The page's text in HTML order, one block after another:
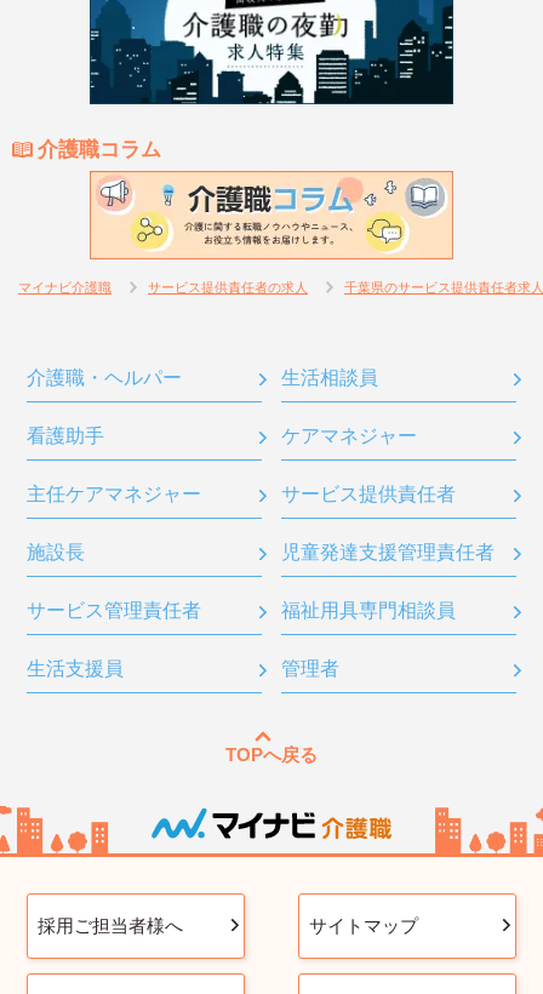
介護職コラム
マイナビ介護職 サービス提供責任者の求人 千葉県のサービス提供責任者求人
介護職・ヘルパー 生活相談員
看護助手 ケアマネジャー
主任ケアマネジャー サービス提供責任者
施設長 児童発達支援管理責任者
サービス管理責任者 福祉用具専門相談員
生活支援員 管理者
TOPへ戻る
採用ご担当者様へ サイトマップ